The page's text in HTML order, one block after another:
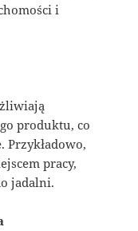
i
produktu, co
Przykładowo,
pracy,
jadalni.